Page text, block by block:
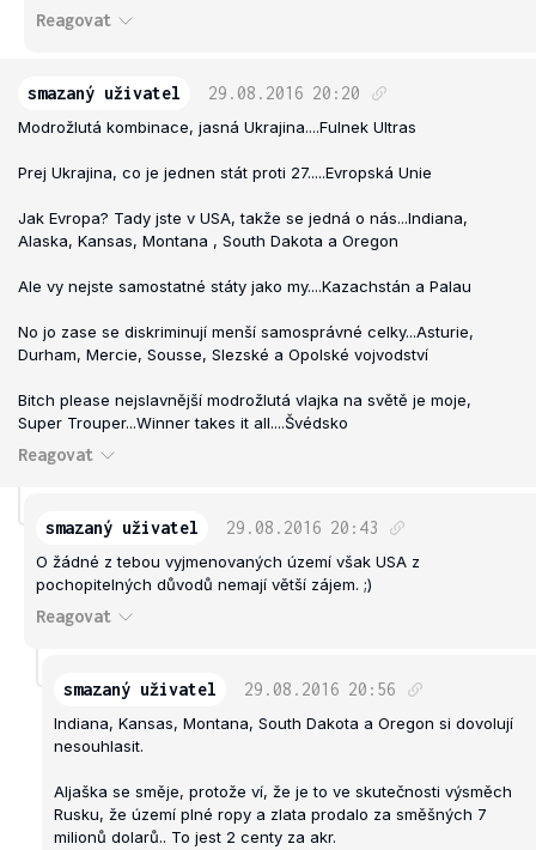
Reagovat
smazaný uživatel 29.08.2016 20:20
Modrožlutá kombinace, jasná Ukrajina....Fulnek Ultras
Prej Ukrajina, co je jednen stát proti 27.....Evropská Unie
Jak Evropa? Tady jste v USA, takže se jedná o nás...Indiana,
Alaska, Kansas, Montana , South Dakota a Oregon
Ale vy nejste samostatné státy jako my....Kazachstán a Palau
No jo zase se diskriminují menší samosprávné celky...Asturie,
Durham, Mercie, Sousse, Slezské a Opolské vojvodství
Bitch please nejslavnější modrožlutá vlajka na světě je moje,
Super Trouper...Winner takes it all....Švédsko
Reagovat
smazaný uživatel 29.08.2016 20:43
O žádné z tebou vyjmenovaných území však USA z
pochopitelných důvodů nemají větší zájem. ;)
Reagovat
smazaný uživatel 29.08.2016 20:56
Indiana, Kansas, Montana, South Dakota a Oregon si dovolují
nesouhlasit.
Aljaška se směje, protože ví, že je to ve skutečnosti výsměch
Rusku, že území plné ropy a zlata prodalo za směšných 7
milionů dolarů.. To jest 2 centy za akr.